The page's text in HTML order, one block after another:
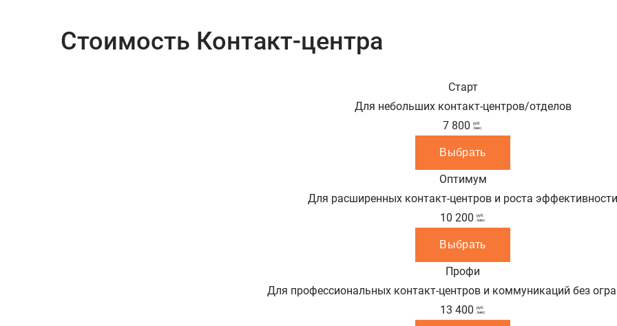
Стоимость Контакт-центра
Старт
Для небольших контакт-центров/отделов
7 800
руб.
/мес.
Выбрать
Оптимум
Для расширенных контакт-центров и роста эффективности
10 200
руб.
/мес.
Выбрать
Профи
Для профессиональных контакт-центров и коммуникаций без
13 400
руб.
/мес.